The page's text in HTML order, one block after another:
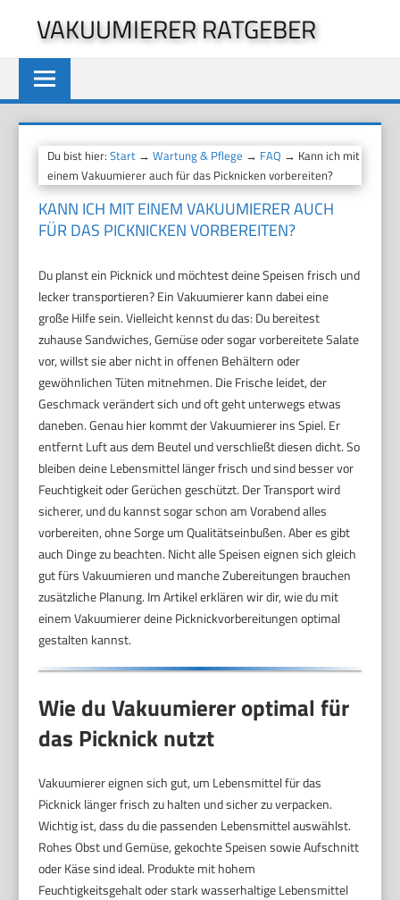
springen
VAKUUMIERER RATGEBER
Du bist hier:Start →Wartung & Pflege → FAQ → Kann ich mit
einem Vakuumierer auch für das Picknicken vorbereiten?
KANN ICH MIT EINEM VAKUUMIERER AUCH
FÜR DAS PICKNICKEN VORBEREITEN?
Du planst ein Picknick und möchtest deine Speisen frisch und
lecker transportieren? Ein Vakuumierer kann dabei eine
große Hilfe sein. Vielleicht kennst du das: Du bereitest
zuhause Sandwiches, Gemüse oder sogar vorbereitete Salate
vor, willst sie aber nicht in offenen Behältern oder
gewöhnlichen Tüten mitnehmen. Die Frische leidet, der
Geschmack verändert sich und oft geht unterwegs etwas
daneben. Genau hier kommt der Vakuumierer ins Spiel. Er
entfernt Luft aus dem Beutel und verschließt diesen dicht. So
bleiben deine Lebensmittel länger frisch und sind besser vor
Feuchtigkeit oder Gerüchen geschützt. Der Transport wird
sicherer, und du kannst sogar schon am Vorabend alles
vorbereiten, ohne Sorge um Qualitätseinbußen. Aber es gibt
auch Dinge zu beachten. Nicht alle Speisen eignen sich gleich
gut fürs Vakuumieren und manche Zubereitungen brauchen
zusätzliche Planung. Im Artikel erklären wir dir, wie du mit
einem Vakuumierer deine Picknickvorbereitungen optimal
gestalten kannst.
Wie du Vakuumierer optimal für
das Picknick nutzt
Vakuumierer eignen sich gut, um Lebensmittel für das
Picknick länger frisch zu halten und sicher zu verpacken.
Wichtig ist, dass du die passenden Lebensmittel auswählst.
Rohes Obst und Gemüse, gekochte Speisen sowie Aufschnitt
oder Käse sind ideal. Produkte mit hohem
Feuchtigkeitsgehalt oder stark wasserhaltige Lebensmittel